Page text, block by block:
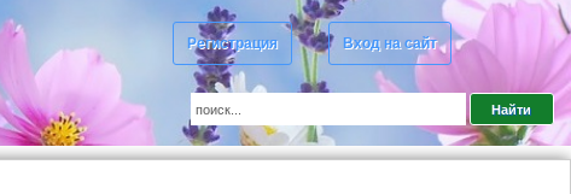
Регистрация Вход на сайт